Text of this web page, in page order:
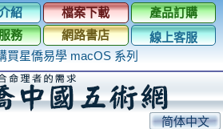
紹 檔案下載
產品訂購
務 網路書店
線上客服
買星僑易學 macOS 系列
简体中文